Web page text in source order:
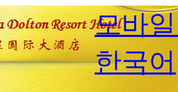
모바
한국어